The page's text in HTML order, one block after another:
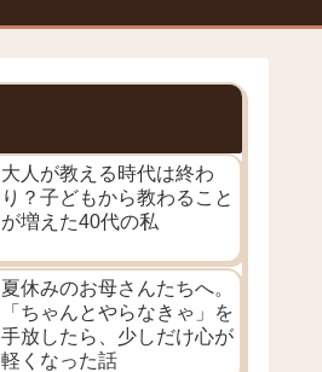
大人が教える時代は終わ
り？子どもから教わること
が増えた40代の私
夏休みのお母さんたちへ。
「ちゃんとやらなきゃ」を
手放したら、少しだけ心が
軽くなった話